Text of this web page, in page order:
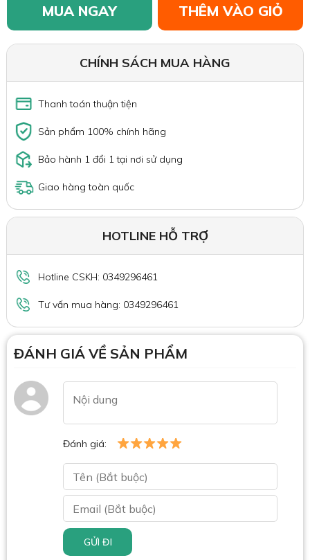
MUA NGAY THÊM VÀO GIỎ
CHÍNH SÁCH MUA HÀNG
Thanh toán thuận tiện
Sản phẩm 100% chính hãng
Bảo hành 1 đổi 1 tại nơi sử dụng
Giao hàng toàn quốc
HOTLINE HỖ TRỢ
Hotline CSKH: 0349296461
Tư vấn mua hàng: 0349296461
ĐÁNH GIÁ VỀ SẢN PHẨM
Đánh giá:
GỬI ĐI